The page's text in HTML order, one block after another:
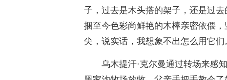
子，过去是木头搭的架子，还是过
捆至今色彩尚鲜艳的木棒亲密依偎
尖，说实话，我想象不出怎么用它们
乌木提汗·克尔曼通过转场来感